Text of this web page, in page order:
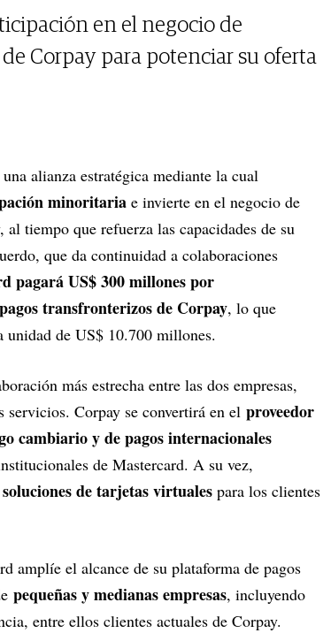
en el negocio de
Corpay para potenciar su oferta
alianza estratégica mediante la cual
minoritaria e invierte en el negocio de
tiempo que refuerza las capacidades de su
que da continuidad a colaboraciones
pagará US$ 300 millones por
transfronterizos de Corpay, lo que
unidad de US$ 10.700 millones.
más estrecha entre las dos empresas,
Corpay se convertirá en el proveedor
cambiario y de pagos internacionales
de Mastercard. A su vez,
de tarjetas virtuales para los clientes
amplíe el alcance de su plataforma de pagos
pequeñas y medianas empresas, incluyendo
entre ellos clientes actuales de Corpay.